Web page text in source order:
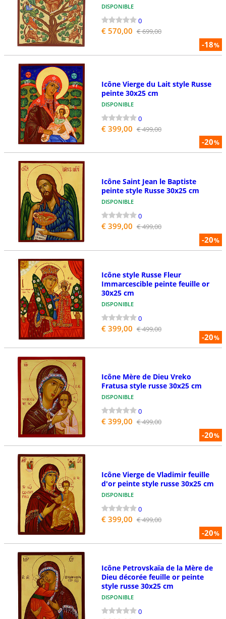
-18%
DISPONIBLE
0
€ 570,00 € 699,00
-20%
Icône Vierge du Lait style Russe
peinte 30x25 cm
DISPONIBLE
0
€ 399,00 € 499,00
-20%
Icône Saint Jean le Baptiste
peinte style Russe 30x25 cm
DISPONIBLE
0
€ 399,00 € 499,00
-20%
Icône style Russe Fleur
Immarcescible peinte feuille or
30x25 cm
DISPONIBLE
0
€ 399,00 € 499,00
-20%
Icône Mère de Dieu Vreko
Fratusa style russe 30x25 cm
DISPONIBLE
0
€ 399,00 € 499,00
-20%
Icône Vierge de Vladimir feuille
d'or peinte style russe 30x25 cm
DISPONIBLE
0
€ 399,00 € 499,00
Icône Petrovskaïa de la Mère de
Dieu décorée feuille or peinte
style russe 30x25 cm
DISPONIBLE
0